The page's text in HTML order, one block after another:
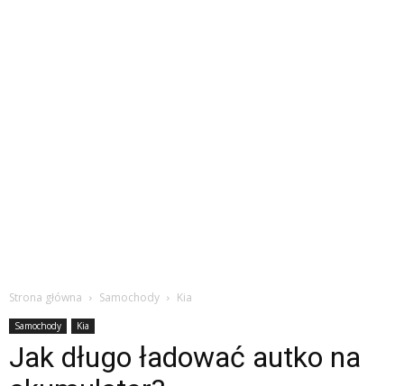
Strona główna Samochody Kia
Samochody Kia
Jak długo ładować autko na